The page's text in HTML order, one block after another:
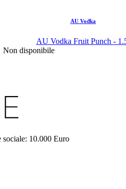
AU Vodka
AU Vodka Fruit Punch -
Non disponibile
10.000 Euro